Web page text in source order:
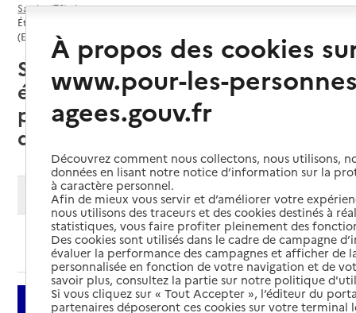
Sarthe (72)
Établissement d'hébergement pour personnes âgées dépendantes
(EHPAD)
Saint-Calais (72120) : liste des 2
établissements d'hébergement
pour personnes âgées
dépendantes (EHPAD)
Modifier ma recherche
Ajouter cette recherche aux favoris
Filtrer
À propos des cookies
www.pour-les-
agees.gouv.fr
Découvrez comment nous collectons, nous utilisons,
données en lisant notre notice d’information sur la
à caractère personnel.
Afin de mieux vous servir et d’améliorer votre
nous utilisons des traceurs et des cookies destinés à
statistiques, vous faire profiter pleinement des
Des cookies sont utilisés dans le cadre de campagne
évaluer la performance des campagnes et afficher de
personnalisée en fonction de votre navigation et de
savoir plus, consultez la partie sur notre politique
Si vous cliquez sur « Tout Accepter », l’éditeur du
partenaires déposeront ces cookies sur votre terminal